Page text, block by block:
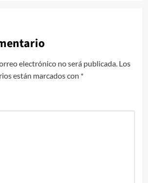
electrónico no será publicada. Los
están marcados con *